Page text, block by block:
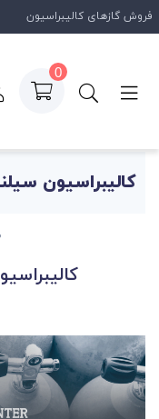
کالیبراسیون
فروش گازهای کالیبراسیون
0